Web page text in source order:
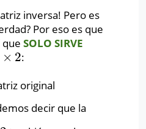
inversa! Pero es
Por eso es que
que SOLO SIRVE
× 2
×2
:
original
decir que la